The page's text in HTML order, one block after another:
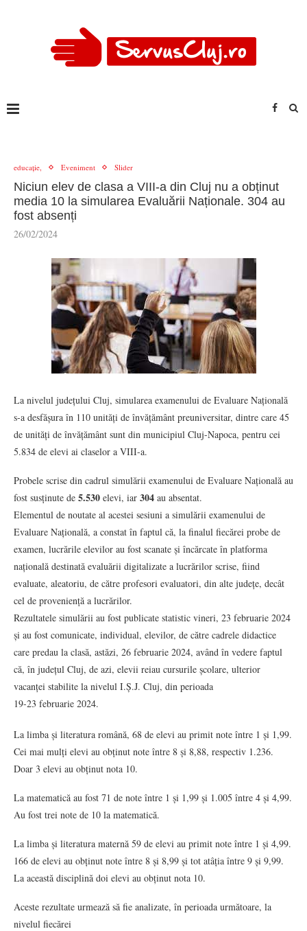
educație, Eveniment Slider
Niciun elev de clasa a VIII-a din Cluj nu a obținut
media 10 la simularea Evaluării Naționale. 304 au
fost absenți
26/02/2024
La nivelul județului Cluj, simularea examenului de Evaluare Națională
s-a desfășura în 110 unități de învățământ preuniversitar, dintre care 45
de unități de învățământ sunt din municipiul Cluj-Napoca, pentru cei
5.834 de elevi ai claselor a VIII-a.
Probele scrise din cadrul simulării examenului de Evaluare Națională au
fost susținute de 5.530 elevi, iar 304 au absentat.
Elementul de noutate al acestei sesiuni a simulării examenului de
Evaluare Națională, a constat în faptul că, la finalul fiecărei probe de
examen, lucrările elevilor au fost scanate și încărcate în platforma
națională destinată evaluării digitalizate a lucrărilor scrise, fiind
evaluate, aleatoriu, de către profesori evaluatori, din alte județe, decât
cel de proveniență a lucrărilor.
Rezultatele simulării au fost publicate statistic vineri, 23 februarie 2024
și au fost comunicate, individual, elevilor, de către cadrele didactice
care predau la clasă, astăzi, 26 februarie 2024, având în vedere faptul
că, în județul Cluj, de azi, elevii reiau cursurile școlare, ulterior
vacanței stabilite la nivelul I.Ș.J. Cluj, din perioada
19-23 februarie 2024.
La limba și literatura română, 68 de elevi au primit note între 1 și 1,99.
Cei mai mulți elevi au obținut note între 8 și 8,88, respectiv 1.236.
Doar 3 elevi au obținut nota 10.
La matematică au fost 71 de note între 1 și 1,99 și 1.005 între 4 și 4,99.
Au fost trei note de 10 la matematică.
La limba și literatura maternă 59 de elevi au primit note între 1 și 4,99.
166 de elevi au obținut note între 8 și 8,99 și tot atâția între 9 și 9,99.
La această disciplină doi elevi au obținut nota 10.
Aceste rezultate urmează să fie analizate, în perioada următoare, la
nivelul fiecărei